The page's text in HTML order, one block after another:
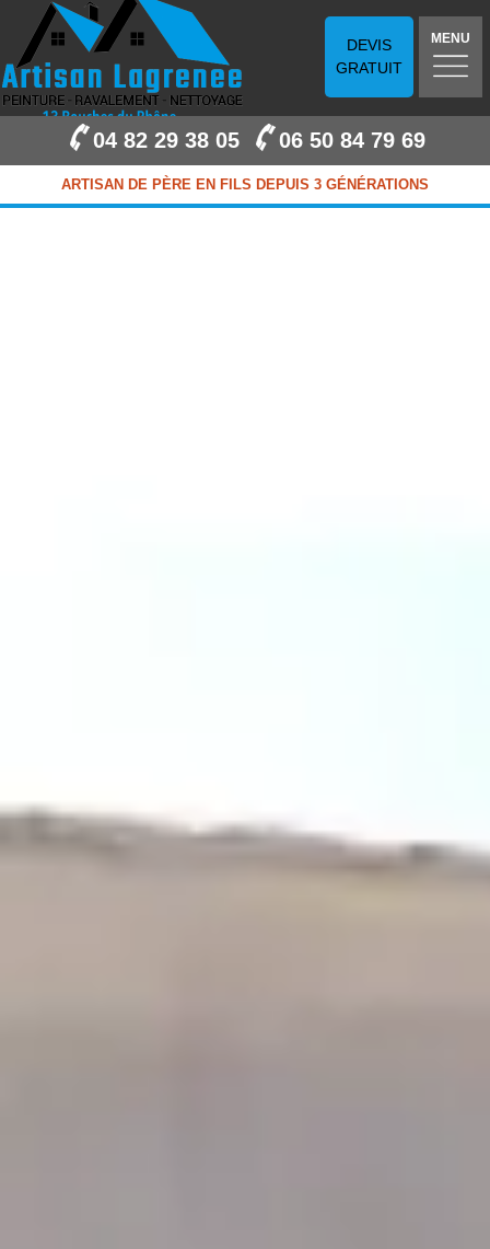
DEVIS
GRATUIT
MENU
04 82 29 38 05 06 50 84 79 69
ARTISAN DE PÈRE EN FILS DEPUIS 3 GÉNÉRATIONS